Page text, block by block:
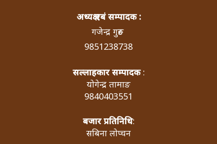
अध्यक्ष एबं सम्पादक :
गजेन्द्र गुरुङ
9851238738
सल्लाहकार सम्पादक:
योगेन्द्र तामाङ
9840403551
बजार प्रतिनिधि:
सबिना लोप्चन